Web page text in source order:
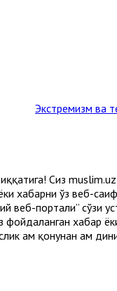
Экстремизм ва
Сиз
хабарни ўз веб-
веб-портали” сўзи
фойдаланган хабар
ҳам қонунан ҳам